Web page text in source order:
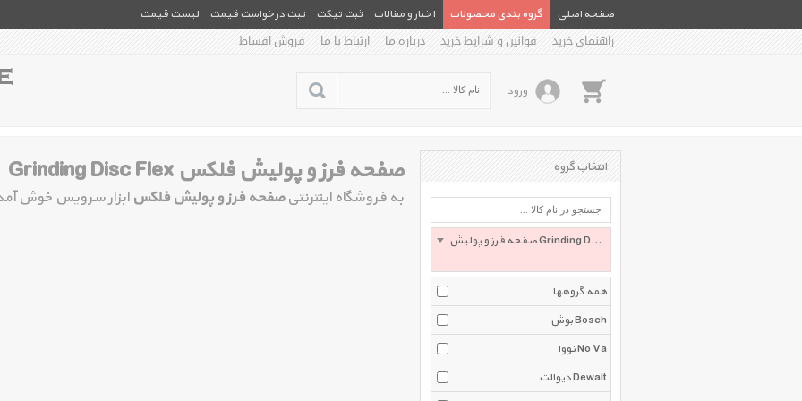
صفحه اصلی گروه بندی محصولات اخبار و مقالات ثبت تیکت ثبت درخواست قیمت
لیست قیمت
راهنمای خرید
قوانین و شرایط خرید درباره ما ارتباط با ما فروش اقساط
ورود
صفحه فرز و پولیش فلکس Grinding Disc Flex
به فروشگاه اینترنتیصفحه فرز و پولیش فلکس ابزار سرویس خوش
انتخاب گروه
صفحه فرز و پولیش Grinding Disc
همه گروهها
بوش Bosch
نووا No Va
دیوالت Dewalt